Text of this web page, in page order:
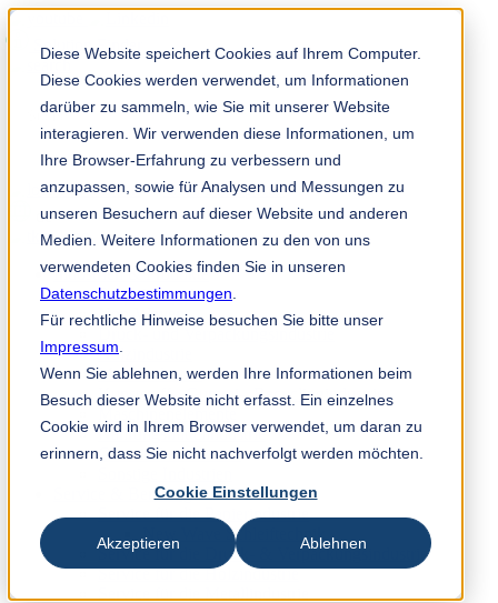
Diese Website speichert Cookies auf Ihrem Computer.
Diese Cookies werden verwendet, um Informationen
darüber zu sammeln, wie Sie mit unserer Website
interagieren. Wir verwenden diese Informationen, um
Ihre Browser-Erfahrung zu verbessern und
anzupassen, sowie für Analysen und Messungen zu
unseren Besuchern auf dieser Website und anderen
Medien. Weitere Informationen zu den von uns
verwendeten Cookies finden Sie in unseren
Datenschutzbestimmungen
Für rechtliche Hinweise besuchen Sie bitte unser
Impressum
Wenn Sie ablehnen, werden Ihre Informationen beim
Besuch dieser Website nicht erfasst. Ein einzelnes
Cookie wird in Ihrem Browser verwendet, um daran zu
erinnern, dass Sie nicht nachverfolgt werden möchten.
Cookie Einstellungen
Akzeptieren Ablehnen
Solution Finder
Mitarbeiterportal
de
Industrien & Produkte
Papierindustrie
Non-Woven
Holzindustrie
Metallindustrie
Kunststoff-, Gummi-, Recyclingindustrie
Nahrungsmittelindustrie
Chemische Industrie
Service & Beratung
Service für die Papierindustrie
New Wave Schleiftechnik
Service für die Druck- & Verpackungsindustrie
Service für die Holzindustrie